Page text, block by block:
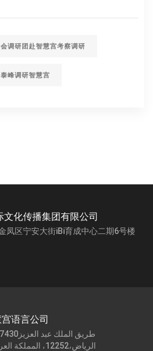
调研团赴智慧宫考察调研
峰调研智慧宫
文化传播集团有限公司
凤区宁安大街iBi育成中心二期6号楼
宫语言公司
الرياض،12252، المملكة العربية السعودية